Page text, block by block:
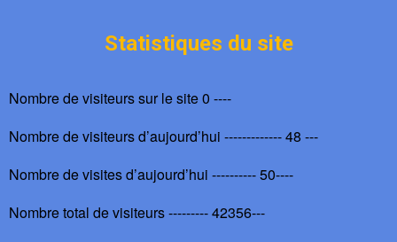
Statistiques du site
Nombre de visiteurs sur le site 0 ----
Nombre de visiteurs d’aujourd’hui ------------- 48 ---
Nombre de visites d’aujourd’hui ---------- 50----
Nombre total de visiteurs --------- 42356---